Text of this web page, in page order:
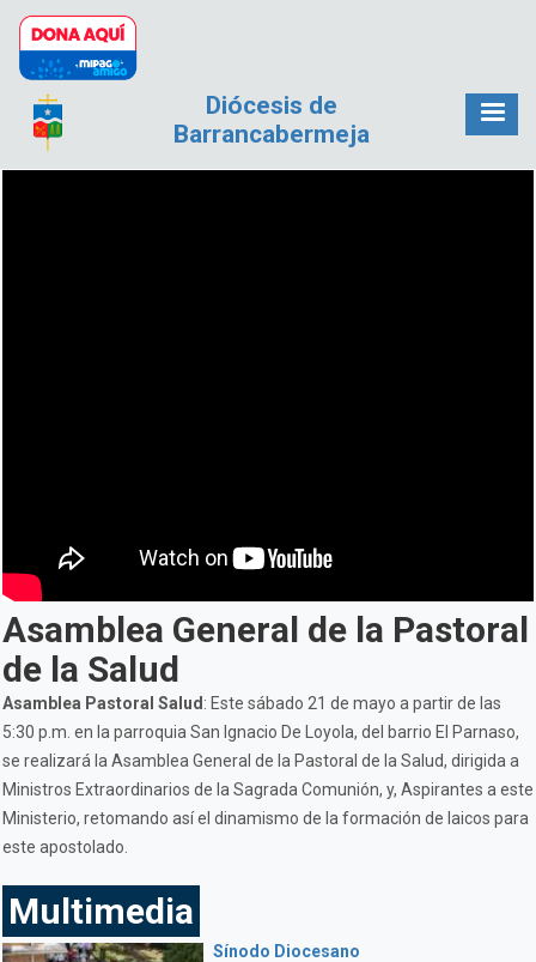
Pasar al contenido principal
Diócesis de
Barrancabermeja
Asamblea General de la Pastoral
de la Salud
Asamblea Pastoral Salud : Este sábado 21 de mayo a partir de las
5:30 p.m. en la parroquia San Ignacio De Loyola, del barrio El Parnaso,
se realizará la Asamblea General de la Pastoral de la Salud, dirigida a
Ministros Extraordinarios de la Sagrada Comunión, y, Aspirantes a este
Ministerio, retomando así el dinamismo de la formación de laicos para
este apostolado.
Multimedia
Sínodo Diocesano